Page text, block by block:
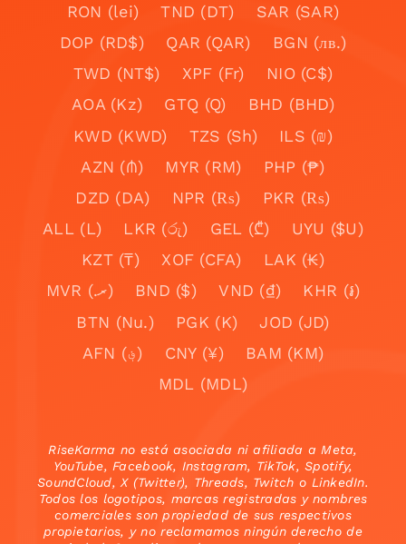
RON (lei)
TND (DT)
SAR (SAR)
DOP (RD$)
QAR (QAR)
BGN (лв.)
TWD (NT$)
XPF (Fr)
NIO (C$)
AOA (Kz)
GTQ (Q)
BHD (BHD)
KWD (KWD)
TZS (Sh)
ILS (₪)
AZN (₼)
MYR (RM)
PHP (₱)
DZD (DA)
NPR (₨)
PKR (₨)
ALL (L)
LKR (රු) GEL (₾)
UYU ($U)
KZT (₸)
XOF (CFA)
LAK (₭)
MVR (.ރ)
BND ($) VND (₫)
KHR (៛)
BTN (Nu.)
PGK (K)
JOD (JD)
AFN (؋)
CNY (¥)
BAM (KM)
MDL (MDL)
RiseKarma no está asociada ni afiliada a Meta,
YouTube, Facebook, Instagram, TikTok, Spotify,
SoundCloud, X (Twitter), Threads, Twitch o LinkedIn.
Todos los logotipos, marcas registradas y nombres
comerciales son propiedad de sus respectivos
propietarios, y no reclamamos ningún derecho de